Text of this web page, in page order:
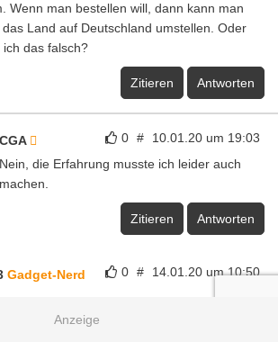
Wenn man bestellen will, dann kann man
das Land auf Deutschland umstellen. Oder
ich das falsch?
Zitieren Antworten
0 # 10.01.20 um 19:03
CGA
Nein, die Erfahrung musste ich leider auch
machen.
Zitieren Antworten
0 # 14.01.20 um 10:50
Gadget-Nerd
Strava Integration?